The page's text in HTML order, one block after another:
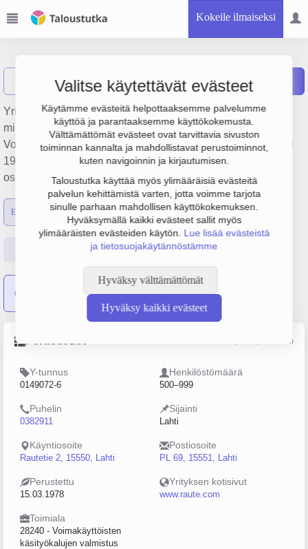
Kokeile ilmaiseksi
Valitse käytettävät evästeet
Käytämme evästeitä helpottaaksemme palvelumme
käyttöä ja parantaaksemme käyttökokemusta.
Välttämättömät evästeet ovat tarvittavia sivuston
toiminnan kannalta ja mahdollistavat perustoiminnot,
kuten navigoinnin ja kirjautumisen.
Taloustutka käyttää myös ylimääräisiä evästeitä
palvelun kehittämistä varten, jotta voimme tarjota
sinulle parhaan mahdollisen käyttökokemuksen.
Hyväksymällä kaikki evästeet sallit myös
ylimääräisten evästeiden käytön. Lue lisää evästeistä
ja tietosuojakäytännöstämme
Hyväksy välttämättömät
Hyväksy kaikki evästeet
Näytä haku Raute Oyj Raportit
Yrityksen Raute Oyj liikevaihto on 154.5 milj. €, tulos 15.9
milj. € ja henkilöstömäärä 567. Sen päätoimiala on
Voimakäyttöisten käsityökalujen valmistus, perustamisvuosi
1978 ja sijainti Lahti. Yrityksen yhtiömuoto Julkinen
osakeyhtiö (OYJ).
Emon luvut Konsernin luvut
Tilinpäätösluvut Päättäjätiedot
on sulautunut yritykseen Raute Oyj
Lähde: YTJ, PRH, Traficom
Y-tunnus
0149072-6
Henkilöstömäärä
500–999
Puhelin
0382911
Sijainti
Lahti
Käyntiosoite
Rautetie 2, 15550, Lahti
Postiosoite
PL 69, 15551, Lahti
Perustettu
15.03.1978
Yrityksen kotisivut
www.raute.com
Toimiala
28240 - Voimakäyttöisten
käsityökalujen valmistus